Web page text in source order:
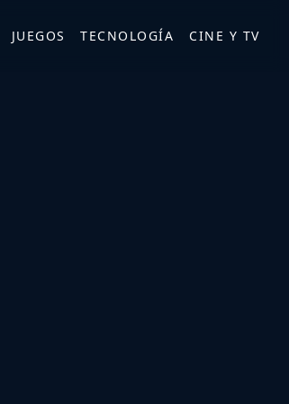
JUEGOS TECNOLOGÍA CINE Y TV